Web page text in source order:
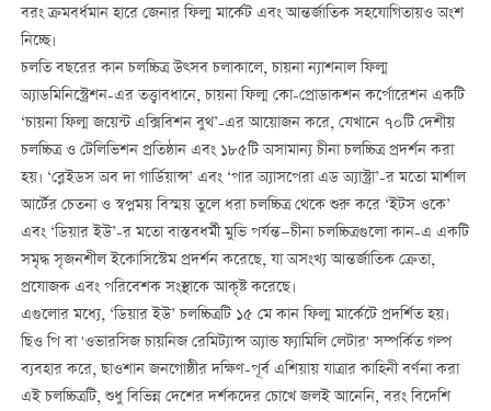
বরং ক্রমবর্ধমান হারে জেনার ফিল্ম মার্কেট এবং আন্তর্জাতিক সহযোগিতায়ও অংশ
নিচ্ছে।
চলতি বছরের কান চলচ্চিত্র উত্সব চলাকালে, চায়না ন্যাশনাল ফিল্ম
অ্যাডমিনিস্ট্রেশন-এর তত্ত্বাবধানে, চায়না ফিল্ম কো-প্রোডাকশন কর্পোরেশন একটি
‘চায়না ফিল্ম জয়েন্ট এক্সিবিশন বুথ’-এর আয়োজন করে, যেখানে ৭০টি দেশীয়
চলচ্চিত্র ও টেলিভিশন প্রতিষ্ঠান এবং ১৮৫টি অসামান্য চীনা চলচ্চিত্র প্রদর্শন করা
হয়। ‘ব্লেইডস অব দা গার্ডিয়ান্স’ এবং ‘পার অ্যাসপেরা এড অ্যাস্ট্রা’-র মতো মার্শাল
আর্টের চেতনা ও স্বপ্নময় বিস্ময় তুলে ধরা চলচ্চিত্র থেকে শুরু করে ‘ইটস ওকে’
এবং ‘ডিয়ার ইউ’-র মতো বাস্তবধর্মী মুভি পর্যন্ত—চীনা চলচ্চিত্রগুলো কান-এ একটি
সমৃদ্ধ সৃজনশীল ইকোসিস্টেম প্রদর্শন করেছে, যা অসংখ্য আন্তর্জাতিক ক্রেতা,
প্রযোজক এবং পরিবেশক সংস্থাকে আকৃষ্ট করেছে।
এগুলোর মধ্যে, ‘ডিয়ার ইউ’ চলচ্চিত্রটি ১৫ মে কান ফিল্ম মার্কেটে প্রদর্শিত হয়।
ছিও পি বা 'ওভারসিজ চায়নিজ রেমিট্যান্স অ্যান্ড ফ্যামিলি লেটার' সম্পর্কিত গল্প
ব্যবহার করে, ছাওশান জনগোষ্ঠীর দক্ষিণ-পূর্ব এশিয়ায় যাত্রার কাহিনী বর্ণনা করা
এই চলচ্চিত্রটি, শুধু বিভিন্ন দেশের দর্শকদের চোখে জলই আনেনি, বরং বিদেশি